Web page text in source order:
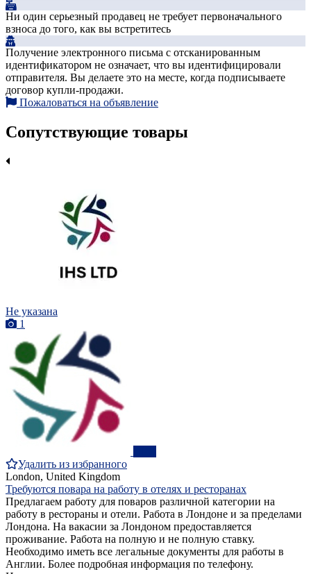
Ни один серьезный продавец не требует первоначального
взноса до того, как вы встретитесь
Получение электронного письма с отсканированным
идентификатором не означает, что вы идентифицировали
отправителя. Вы делаете это на месте, когда подписываете
договор купли-продажи.
Пожаловаться на объявление
Сопутствующие товары
Не указана
1
Удалить из избранного
London, United Kingdom
Требуются повара на работу в отелях и ресторанах
Предлагаем работу для поваров различной категории на
работу в рестораны и отели. Работа в Лондоне и за пределами
Лондона. На вакасии за Лондоном предоставляется
проживание. Работа на полную и не полную ставку.
Необходимо иметь все легальные документы для работы в
Англии. Более подробная информация по телефону.